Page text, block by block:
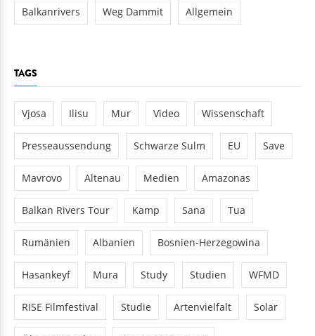
Presseaussendung Schwarze Sulm EU Save
Mavrovo Altenau Medien Amazonas
Balkan Rivers Tour Kamp Sana Tua
Rumänien Albanien Bosnien-Herzegowina
Hasankeyf Mura Study Studien WFMD
RISE Filmfestival Studie Artenvielfalt Solar
Öko-Masterplan Kampagnen-Event